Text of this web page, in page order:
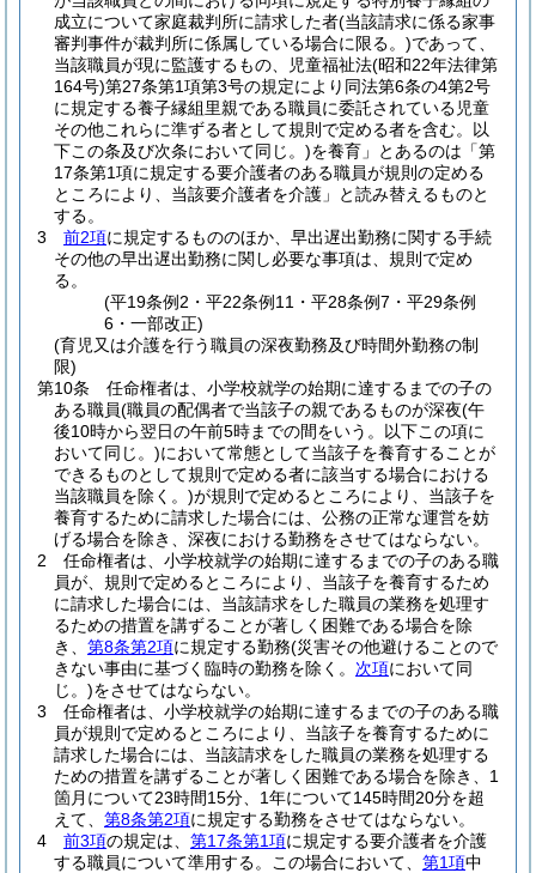
成立について家庭裁判所に請求した者(当該請求に係る家事
審判事件が裁判所に係属している場合に限る。)であって、
当該職員が現に監護するもの、児童福祉法(昭和22年法律第
164号)第27条第1項第3号の規定により同法第6条の4第2号
に規定する養子縁組里親である職員に委託されている児童
その他これらに準ずる者として規則で定める者を含む。以
下この条及び次条において同じ。)を養育」とあるのは「第
17条第1項に規定する要介護者のある職員が規則の定める
ところにより、当該要介護者を介護」と読み替えるものと
する。
3
前2項に規定するもののほか、早出遅出勤務に関する手続
その他の早出遅出勤務に関し必要な事項は、規則で定め
る。
(平19条例2・平22条例11・平28条例7・平29条例
6・一部改正)
(育児又は介護を行う職員の深夜勤務及び時間外勤務の制
限)
第10条
任命権者は、小学校就学の始期に達するまでの子の
ある職員(職員の配偶者で当該子の親であるものが深夜(午
後10時から翌日の午前5時までの間をいう。以下この項に
おいて同じ。)において常態として当該子を養育することが
できるものとして規則で定める者に該当する場合における
当該職員を除く。)が規則で定めるところにより、当該子を
養育するために請求した場合には、公務の正常な運営を妨
げる場合を除き、深夜における勤務をさせてはならない。
2
任命権者は、小学校就学の始期に達するまでの子のある職
員が、規則で定めるところにより、当該子を養育するため
に請求した場合には、当該請求をした職員の業務を処理す
るための措置を講ずることが著しく困難である場合を除
き、 第8条第2項に規定する勤務(災害その他避けることので
きない事由に基づく臨時の勤務を除く。 次項において同
じ。)をさせてはならない。
3
任命権者は、小学校就学の始期に達するまでの子のある職
員が規則で定めるところにより、当該子を養育するために
請求した場合には、当該請求をした職員の業務を処理する
ための措置を講ずることが著しく困難である場合を除き、1
箇月について23時間15分、1年について145時間20分を超
えて、 第8条第2項に規定する勤務をさせてはならない。
4
前3項の規定は、 第17条第1項に規定する要介護者を介護
する職員について準用する。
この場合において、 第1項中